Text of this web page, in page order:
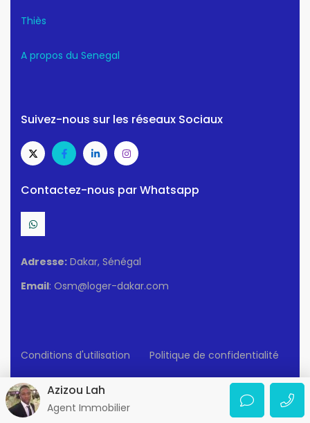
Thiès
A propos du Senegal
Suivez-nous sur les réseaux Sociaux
Contactez-nous par Whatsapp
Adresse: Dakar, Sénégal
Email: Osm@loger-dakar.com
Conditions d'utilisation Politique de confidentialité
© 2025 Loger-Dakar. Tous Droits Réservés.
Azizou Lah
Agent Immobilier